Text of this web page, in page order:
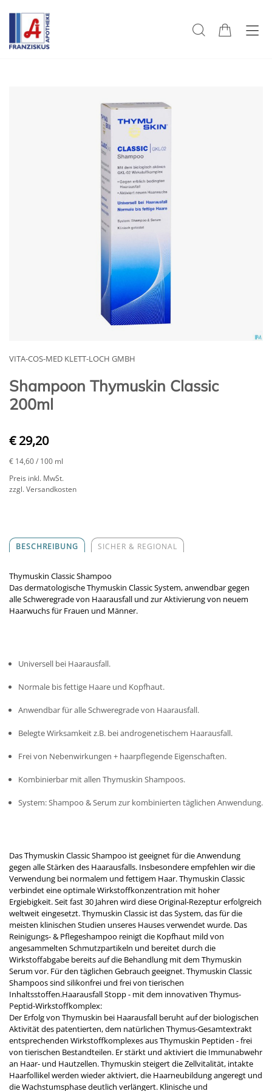
VITA-COS-MED KLETT-LOCH GMBH
Shampoon Thymuskin Classic
200ml
€ 29,20
€ 14,60/ 100 ml
Preis inkl. MwSt.
zzgl. Versandkosten
BESCHREIBUNG SICHER & REGIONAL
Thymuskin Classic Shampoo
Das dermatologische Thymuskin Classic System, anwendbar gegen
alle Schweregrade von Haarausfall und zur Aktivierung von neuem
Haarwuchs für Frauen und Männer.
Universell bei Haarausfall.
Normale bis fettige Haare und Kopfhaut.
Anwendbar für alle Schweregrade von Haarausfall.
Belegte Wirksamkeit z.B. bei androgenetischem Haarausfall.
Frei von Nebenwirkungen + haarpflegende Eigenschaften.
Kombinierbar mit allen Thymuskin Shampoos.
System: Shampoo & Serum zur kombinierten täglichen Anwendung.
Das Thymuskin Classic Shampoo ist geeignet für die Anwendung
gegen alle Stärken des Haarausfalls. Insbesondere empfehlen wir die
Verwendung bei normalem und fettigem Haar. Thymuskin Classic
verbindet eine optimale Wirkstoffkonzentration mit hoher
Ergiebigkeit. Seit fast 30 Jahren wird diese Original-Rezeptur erfolgreich
weltweit eingesetzt. Thymuskin Classic ist das System, das für die
meisten klinischen Studien unseres Hauses verwendet wurde. Das
Reinigungs- & Pflegeshampoo reinigt die Kopfhaut mild von
angesammelten Schmutzpartikeln und bereitet durch die
Wirkstoffabgabe bereits auf die Behandlung mit dem Thymuskin
Serum vor. Für den täglichen Gebrauch geeignet. Thymuskin Classic
Shampoos sind silikonfrei und frei von tierischen
Inhaltsstoffen.Haarausfall Stopp - mit dem innovativen Thymus-
Peptid-Wirkstoffkomplex:
Der Erfolg von Thymuskin bei Haarausfall beruht auf der biologischen
Aktivität des patentierten, dem natürlichen Thymus-Gesamtextrakt
entsprechenden Wirkstoffkomplexes aus Thymuskin Peptiden - frei
von tierischen Bestandteilen. Er stärkt und aktiviert die Immunabwehr
an Haar- und Hautzellen. Thymuskin steigert die Zellvitalität, intakte
Haarfollikel werden wieder aktiviert, die Haarneubildung angeregt und
die Wachstumsphase deutlich verlängert. Klinische und